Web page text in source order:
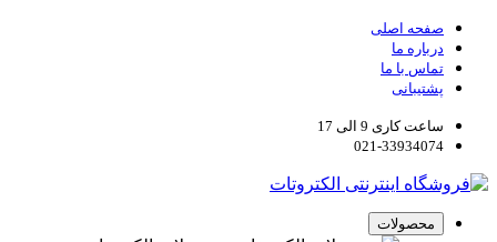
صفحه اصلی
درباره ما
تماس با ما
پشتیبانی
ساعت کاری 9 الی 17
021-33934074
محصولات